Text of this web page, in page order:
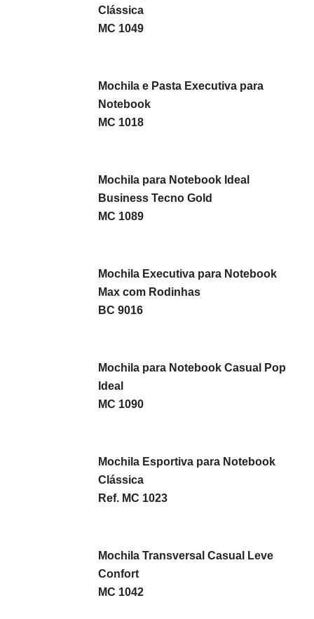
Clássica
MC 1049
Mochila e Pasta Executiva para
Notebook
MC 1018
Mochila para Notebook Ideal
Business Tecno Gold
MC 1089
Mochila Executiva para Notebook
Max com Rodinhas
BC 9016
Mochila para Notebook Casual Pop
Ideal
MC 1090
Mochila Esportiva para Notebook
Clássica
Ref. MC 1023
Mochila Transversal Casual Leve
Confort
MC 1042